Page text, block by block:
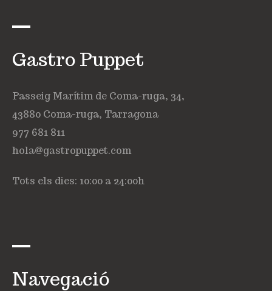
Gastro Puppet
Passeig Marítim de Coma-ruga, 34,
43880 Coma-ruga, Tarragona
977 681 811
hola@gastropuppet.com
Tots els dies: 10:00 a 24:00h
Navegació